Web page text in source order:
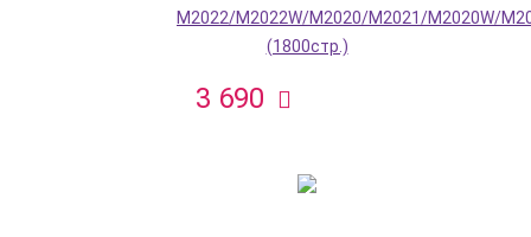
M2022/M2022W/M2020/M2021/M2020W/
(1800стр.)
3 690